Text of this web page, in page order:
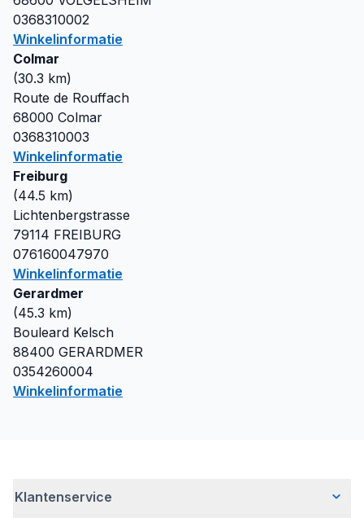
0368310002
Winkelinformatie
Colmar
(30.3 km)
Route de Rouffach
68000 Colmar
0368310003
Winkelinformatie
Freiburg
(44.5 km)
Lichtenbergstrasse
79114 FREIBURG
076160047970
Winkelinformatie
Gerardmer
(45.3 km)
Bouleard Kelsch
88400 GERARDMER
0354260004
Winkelinformatie
Klantenservice